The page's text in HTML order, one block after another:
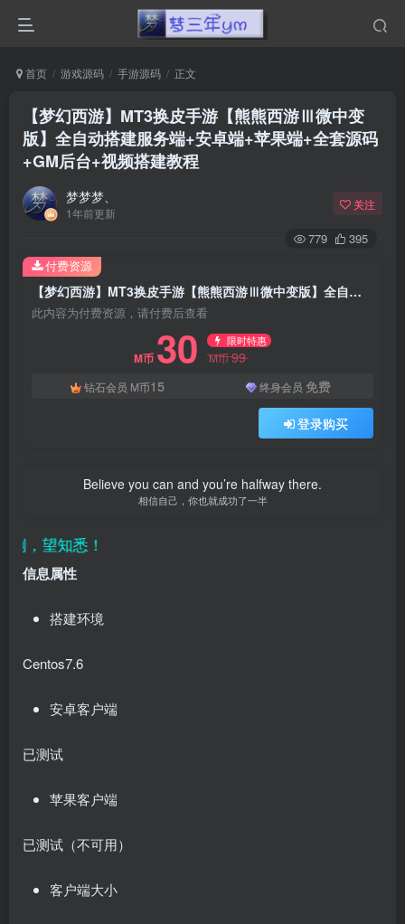
首页 游戏源码 手游源码 正文
【梦幻西游】MT3换皮手游【熊熊西游Ⅲ微中变
版】全自动搭建服务端+安卓端+苹果端+全套源码
+GM后台+视频搭建教程
梦梦梦、
1年前更新
关注
779 395
【梦幻西游】MT3换皮手游【熊熊西游Ⅲ微中变版】全自动搭建服务端+安卓端+苹果端+全套源码+GM后台+视频搭建教程
此内容为付费资源，请付费后查看
M币 30 限时特惠
M币99
钻石会员 M币15 终身会员 免费
登录购买
付费资源
Believe you can and you’re halfway there.
相信自己，你也就成功了一半
知悉！
信息属性
搭建环境
Centos7.6
安卓客户端
已测试
苹果客户端
已测试（不可用）
客户端大小